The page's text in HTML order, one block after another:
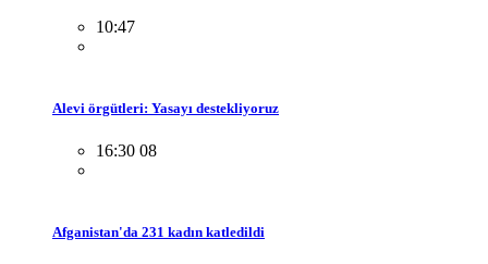
10:47
Alevi örgütleri: Yasayı destekliyoruz
16:30 08
Afganistan'da 231 kadın katledildi